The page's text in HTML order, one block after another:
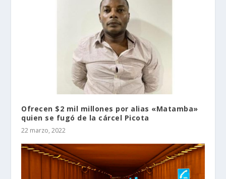
Ofrecen $2 mil millones por alias «Matamba»
quien se fugó de la cárcel Picota
22 marzo, 2022